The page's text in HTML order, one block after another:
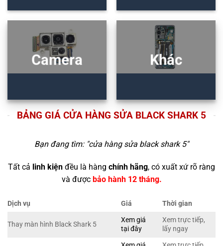
Camera Khác
BẢNG GIÁ CỬA HÀNG SỬA BLACK SHARK 5
Bạn đang tìm: "cửa hàng sửa black shark 5"
Tất cả linh kiện đều là hàng chính hãng, có xuất xứ rõ ràng
và được bảo hành 12 tháng.
Dịch vụ Giá Thời gian
Thay màn hình Black Shark 5
Xem giá
tại đây
Xem trực tiếp,
lấy ngay